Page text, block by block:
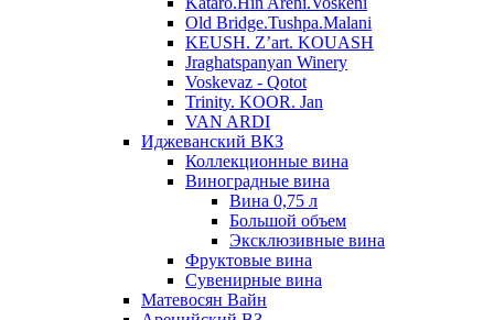
Old Bridge.Tushpa.Malani
KEUSH. Z’art. KOUASH
Jraghatspanyan Winery
Voskevaz - Qotot
Trinity. KOOR. Jan
VAN ARDI
Иджеванский ВКЗ
Коллекционные вина
Виноградные вина
Вина 0,75 л
Большой объем
Эксклюзивные вина
Фруктовые вина
Cувенирные вина
Матевосян Вайн